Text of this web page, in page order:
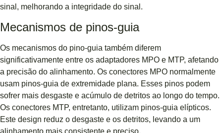
sinal, melhorando a integridade do sinal.
Mecanismos de pinos-guia
Os mecanismos do pino-guia também diferem
significativamente entre os adaptadores MPO e MTP, afetando
a precisão do alinhamento. Os conectores MPO normalmente
usam pinos-guia de extremidade plana. Esses pinos podem
sofrer mais desgaste e acúmulo de detritos ao longo do tempo.
Os conectores MTP, entretanto, utilizam pinos-guia elípticos.
Este design reduz o desgaste e os detritos, levando a um
alinhamento mais consistente e preciso.